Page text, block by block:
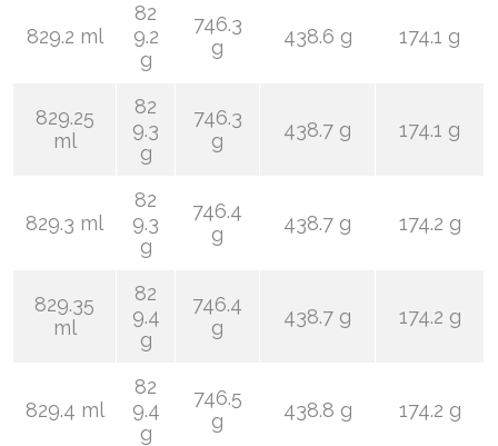
829.2 ml
82
9.2
g
746.3
g
438.6 g 174.1 g
829.25
ml
82
9.3
g
746.3
g
438.7 g 174.1 g
829.3 ml
82
9.3
g
746.4
g
438.7 g 174.2 g
829.35
ml
82
9.4
g
746.4
g
438.7 g 174.2 g
829.4 ml
82
9.4
g
746.5
g
438.8 g 174.2 g